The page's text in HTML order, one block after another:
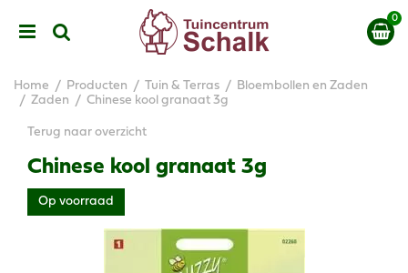
Home Producten Tuin & Terras
Bloembollen en Zaden
Zaden
Chinese kool granaat 3g
Terug naar overzicht
Chinese kool granaat 3g
Op voorraad